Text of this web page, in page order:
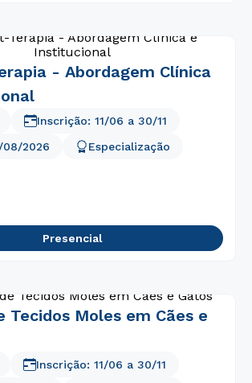
- Abordagem Clínica
08/2026 Especialização
Inscrição: 11/06 a 30/11
Presencial
Tecidos Moles em Cães e
Inscrição: 11/06 a 30/11